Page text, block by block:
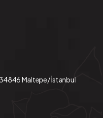
Maltepe/İstanbul